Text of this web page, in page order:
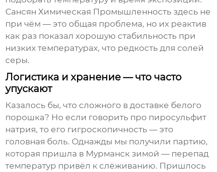
Сансян Химическая Промышленность здесь не
при чём — это общая проблема, но их реактив
как раз показал хорошую стабильность при
низких температурах, что редкость для солей
серы.
Логистика и хранение — что часто
упускают
Казалось бы, что сложного в доставке белого
порошка? Но если говорить про пиросульфит
натрия, то его гигроскопичность — это
головная боль. Однажды мы получили партию,
которая пришла в Мурманск зимой — перепад
температур привёл к слёживанию. Пришлось